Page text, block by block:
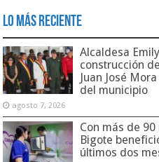
Lo Más Reciente
Alcaldesa
construcción
Juan José
del municipio
agosto 7, 2026
Con más de
Bigote
últimos dos